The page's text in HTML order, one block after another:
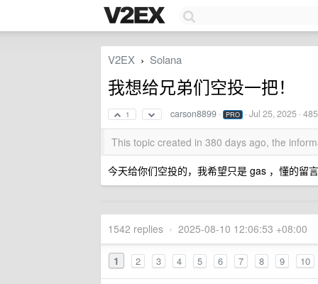
V2EX › Solana
我想给兄弟们空投一把！
1 carson8899 · PRO ·Jul 25, 2025 ·
This topic created in 380 days ago, the
今天给你们空投的，我希望只是 gas ，懂的留言
1542 replies • 2025-08-10 12:06:53 +08:00
1 2 3 4 5 6 7 8 9 10